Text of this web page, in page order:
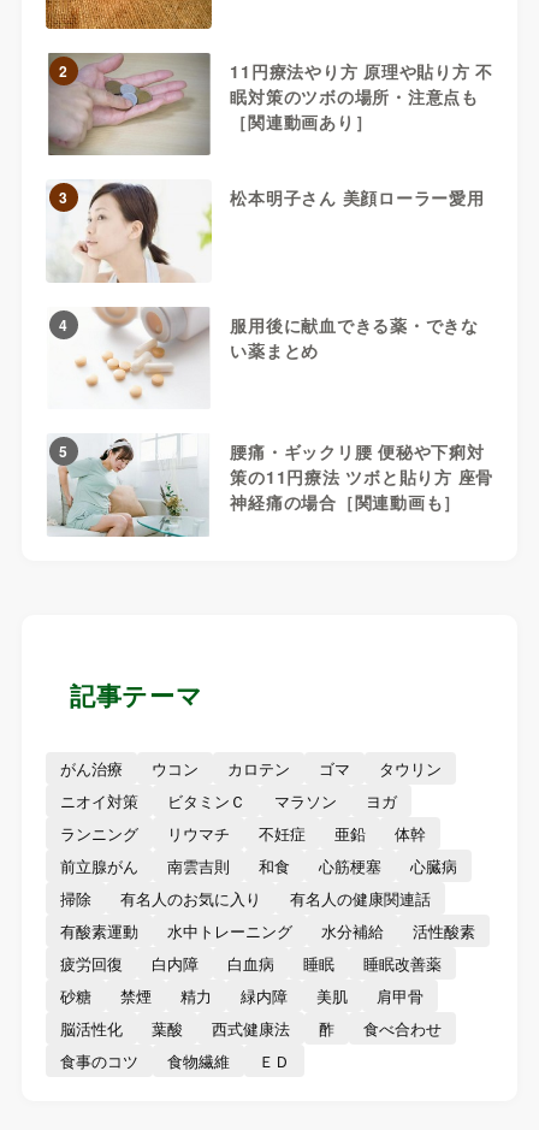
2
11円療法やり方 原理や貼り方 不
眠対策のツボの場所・注意点も
［関連動画あり］
3 松本明子さん 美顔ローラー愛用
4
服用後に献血できる薬・できな
い薬まとめ
5
腰痛・ギックリ腰 便秘や下痢対
策の11円療法 ツボと貼り方 座骨
神経痛の場合［関連動画も］
記事テーマ
がん治療 ウコン カロテン ゴマ
タウリン
ニオイ対策
ビタミンＣ マラソン
ヨガ
ランニング
リウマチ 不妊症 亜鉛
体幹
前立腺がん
南雲吉則 和食 心筋梗塞
心臓病
掃除
有名人のお気に入り
有名人の健康関連話
有酸素運動
水中トレーニング 水分補給
活性酸素
疲労回復
白内障 白血病 睡眠
睡眠改善薬
砂糖
禁煙 精力 緑内障 美肌
肩甲骨
脳活性化
葉酸 西式健康法 酢
食べ合わせ
食事のコツ
食物繊維 ＥＤ